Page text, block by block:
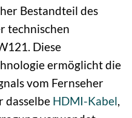
Bestandteil des
technischen
Diese
ermöglicht die
vom Fernseher
dasselbe HDMI-Kabel